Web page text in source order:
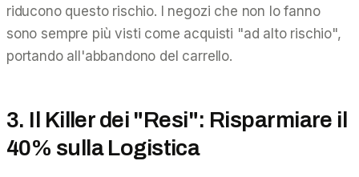
riducono questo rischio. I negozi che non lo fanno
sono sempre più visti come acquisti "ad alto rischio",
portando all'abbandono del carrello.
3. Il Killer dei "Resi": Risparmiare il
40% sulla Logistica